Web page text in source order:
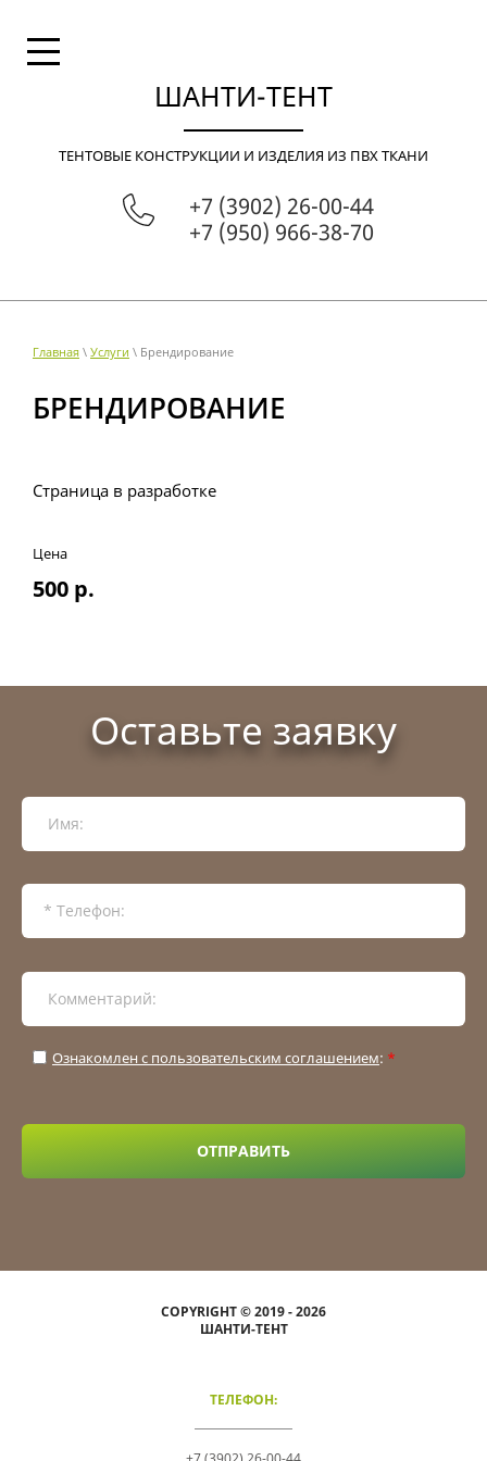
ШАНТИ-ТЕНТ
ТЕНТОВЫЕ КОНСТРУКЦИИ И ИЗДЕЛИЯ ИЗ ПВХ ТКАНИ
+7 (3902) 26-00-44
+7 (950) 966-38-70
Главная \ Услуги \ Брендирование
БРЕНДИРОВАНИЕ
Страница в разработке
Цена
500 р.
Оставьте заявку
Ознакомлен с пользовательским соглашением: *
ОТПРАВИТЬ
COPYRIGHT © 2019 - 2026
ШАНТИ-ТЕНТ
ТЕЛЕФОН: